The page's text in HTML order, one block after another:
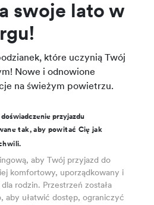
swoje lato w
które uczynią Twój
Nowe i odnowione
na świeżym powietrzu.
przyjazdu
tak, aby powitać Cię jak
aby Twój przyjazd do
komfortowy, uporządkowany i
rodzin. Przestrzeń została
aby ułatwić dostęp, ograniczyć